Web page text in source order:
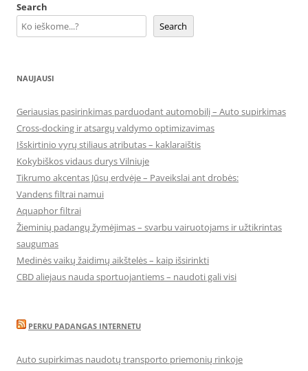
Search
Search
NAUJAUSI
Geriausias pasirinkimas parduodant automobilį – Auto supirkimas
Cross-docking ir atsargų valdymo optimizavimas
Išskirtinio vyrų stiliaus atributas – kaklaraištis
Kokybiškos vidaus durys Vilniuje
Tikrumo akcentas Jūsų erdvėje – Paveikslai ant drobės:
Vandens filtrai namui
Aquaphor filtrai
Žieminių padangų žymėjimas – svarbu vairuotojams ir užtikrintas
saugumas
Medinės vaikų žaidimų aikštelės – kaip išsirinkti
CBD aliejaus nauda sportuojantiems – naudoti gali visi
PERKU PADANGAS INTERNETU
Auto supirkimas naudotų transporto priemonių rinkoje